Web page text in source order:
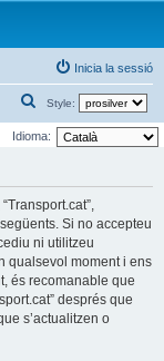
Inicia la sessió
Style:
e
a
Idioma:
Si no accepteu
ni utilitzeu
qualsevol moment i ens
és recomanable que
després que
s’actualitzen o